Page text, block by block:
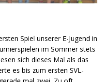
Spiel unserer E-Jugend in
im Sommer stets
sich dieses Mal als das
es bis zum ersten SVL-